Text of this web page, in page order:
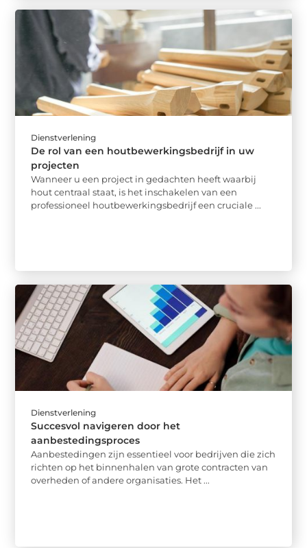
Dienstverlening
De rol van een houtbewerkingsbedrijf in uw
projecten
Wanneer u een project in gedachten heeft waarbij
hout centraal staat, is het inschakelen van een
professioneel houtbewerkingsbedrijf een cruciale ...
Dienstverlening
Succesvol navigeren door het
aanbestedingsproces
Aanbestedingen zijn essentieel voor bedrijven die zich
richten op het binnenhalen van grote contracten van
overheden of andere organisaties. Het ...